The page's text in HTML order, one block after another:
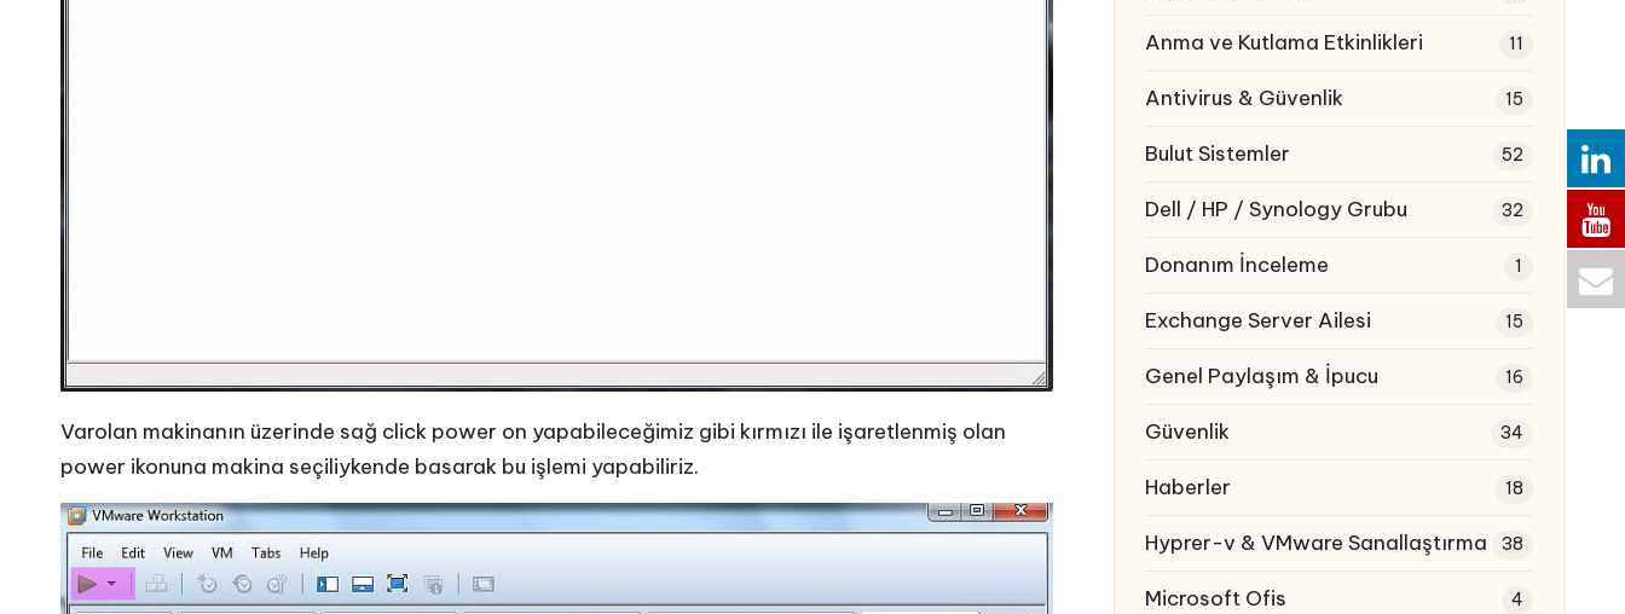
Varolan makinanın üzerinde sağ click power on yapabileceğimiz gibi kırmızı ile işaretlenmiş olan
power ikonuna makina seçiliykende basarak bu işlemi yapabiliriz.
Anma ve Kutlama Etkinlikleri 11
Antivirus & Güvenlik 15
Bulut Sistemler 52
Dell / HP / Synology Grubu 32
Donanım İnceleme 1
Exchange Server Ailesi 15
Genel Paylaşım & İpucu 16
Güvenlik 34
Haberler 18
Hyprer-v & VMware Sanallaştırma 38
Microsoft Ofis 4